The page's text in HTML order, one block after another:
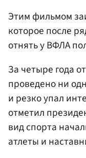
Этим фильмом
которое после
отнять у ВФЛА
За четыре года
проведено ни
и резко упал
отметил
вид спорта
атлеты и